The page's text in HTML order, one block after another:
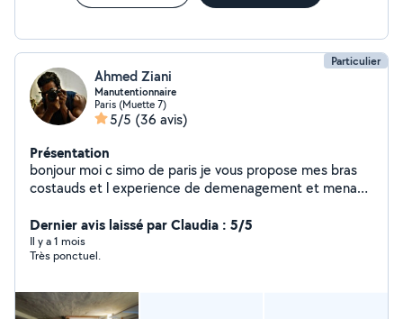
Particulier
Ahmed Ziani
Manutentionnaire
Paris (Muette 7)
5/5 (36 avis)
Présentation
bonjour moi c simo de paris je vous propose mes bras
costauds et l experience de demenagement et menage
gentilles et serieux et dynamique , je vous souhaite bon
courage ? cordialemant simo
Dernier avis laissé par Claudia : 5/5
Il y a 1 mois
Très ponctuel.